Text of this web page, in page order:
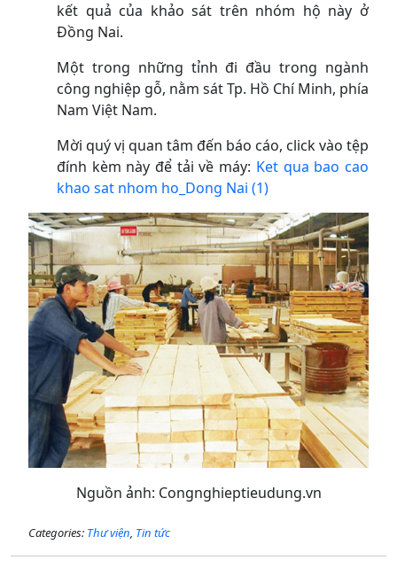
kết quả của khảo sát trên nhóm hộ này ở
Đồng Nai.
Một trong những tỉnh đi đầu trong ngành
công nghiệp gỗ, nằm sát Tp. Hồ Chí Minh, phía
Nam Việt Nam.
Mời quý vị quan tâm đến báo cáo, click vào tệp
đính kèm này để tải về máy: Ket qua bao cao
khao sat nhom ho_Dong Nai (1)
Nguồn ảnh: Congnghieptieudung.vn
Categories: Thư viện, Tin tức